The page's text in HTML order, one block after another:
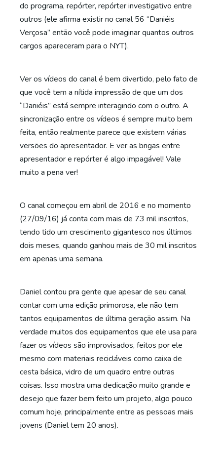
do programa, repórter, repórter investigativo entre
outros (ele afirma existir no canal 56 “Daniéis
Verçosa” então você pode imaginar quantos outros
cargos apareceram para o NYT).
Ver os vídeos do canal é bem divertido, pelo fato de
que você tem a nítida impressão de que um dos
“Daniéis” está sempre interagindo com o outro. A
sincronização entre os vídeos é sempre muito bem
feita, então realmente parece que existem várias
versões do apresentador. E ver as brigas entre
apresentador e repórter é algo impagável! Vale
muito a pena ver!
O canal começou em abril de 2016 e no momento
(27/09/16) já conta com mais de 73 mil inscritos,
tendo tido um crescimento gigantesco nos últimos
dois meses, quando ganhou mais de 30 mil inscritos
em apenas uma semana.
Daniel contou pra gente que apesar de seu canal
contar com uma edição primorosa, ele não tem
tantos equipamentos de última geração assim. Na
verdade muitos dos equipamentos que ele usa para
fazer os vídeos são improvisados, feitos por ele
mesmo com materiais recicláveis como caixa de
cesta básica, vidro de um quadro entre outras
coisas. Isso mostra uma dedicação muito grande e
desejo que fazer bem feito um projeto, algo pouco
comum hoje, principalmente entre as pessoas mais
jovens (Daniel tem 20 anos).